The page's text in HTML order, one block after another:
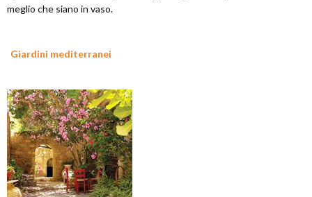
meglio che siano in vaso.
Giardini mediterranei